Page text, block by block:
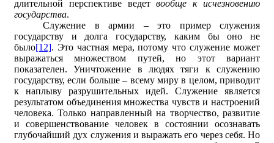
длительной перспективе ведетвообще к исчезновению
государства.
Служение в армии – это пример служения
государству и долга государству, каким бы оно не
было[12]. Это частная мера, потому что служение может
выражаться множеством путей, но этот вариант
показателен. Уничтожение в людях тяги к служению
государству, если больше – всему миру в целом, приводит
к наплыву разрушительных идей. Служение является
результатом объединения множества чувств и настроений
человека. Только направленный на творчество, развитие
и совершенствование человек в состоянии осознавать
глубочайший дух служения и выражать его через себя. Но